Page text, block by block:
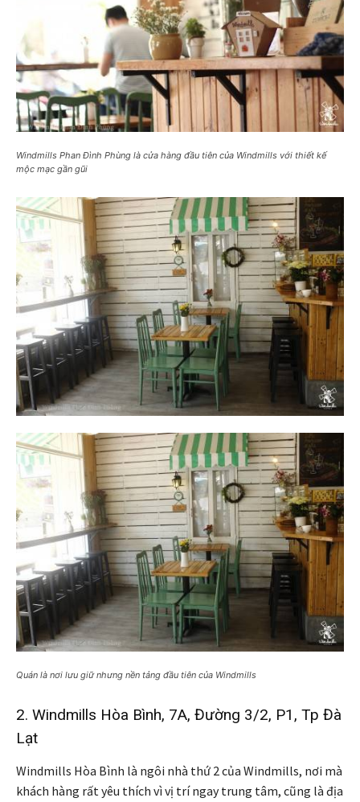
Windmills Phan Đình Phùng là cửa hàng đầu tiên của Windmills với thiết kế
mộc mạc gần gũi
Quán là nơi lưu giữ nhưng nền tảng đầu tiên của Windmills
2. Windmills Hòa Bình, 7A, Đường 3/2, P1, Tp Đà
Lạt
Windmills Hòa Bình là ngôi nhà thứ 2 của Windmills, nơi mà
khách hàng rất yêu thích vì vị trí ngay trung tâm, cũng là địa